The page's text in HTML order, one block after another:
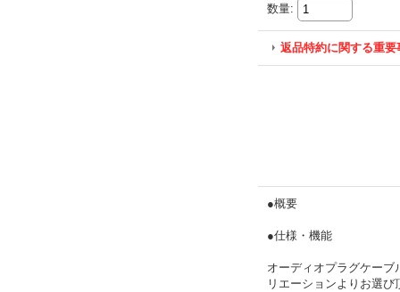
数量:
返品特約に関する重要
●概要
●仕様・機能
オーディオプラグケー
リエーションよりお選